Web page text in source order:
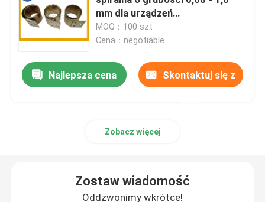
Sprężyna spiralna cewki
Rozpórki sprężyn gazowych
Ściskająca sprężyna śrubowa
mm dla urządzeń
elektronicznych
MOQ：100 szt
Cena：negotiable
Najlepsza cena Skontaktuj się z
Zobacz więcej
Zostaw wiadomość
Oddzwonimy wkrótce!